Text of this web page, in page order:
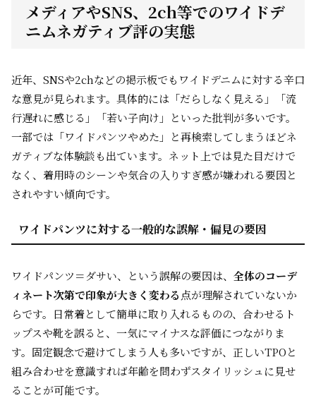
メディアやSNS、2ch等でのワイドデ
ニムネガティブ評の実態
近年、SNSや2chなどの掲示板でもワイドデニムに対する辛口
な意見が見られます。具体的には「だらしなく見える」「流
行遅れに感じる」「若い子向け」といった批判が多いです。
一部では「ワイドパンツやめた」と再検索してしまうほどネ
ガティブな体験談も出ています。ネット上では見た目だけで
なく、着用時のシーンや気合の入りすぎ感が嫌われる要因と
されやすい傾向です。
ワイドパンツに対する一般的な誤解・偏見の要因
ワイドパンツ＝ダサい、という誤解の要因は、 全体のコーデ
ィネート次第で印象が大きく変わる 点が理解されていないか
らです。日常着として簡単に取り入れるものの、合わせるト
ップスや靴を誤ると、一気にマイナスな評価につながりま
す。固定観念で避けてしまう人も多いですが、正しいTPOと
組み合わせを意識すれば年齢を問わずスタイリッシュに見せ
ることが可能です。